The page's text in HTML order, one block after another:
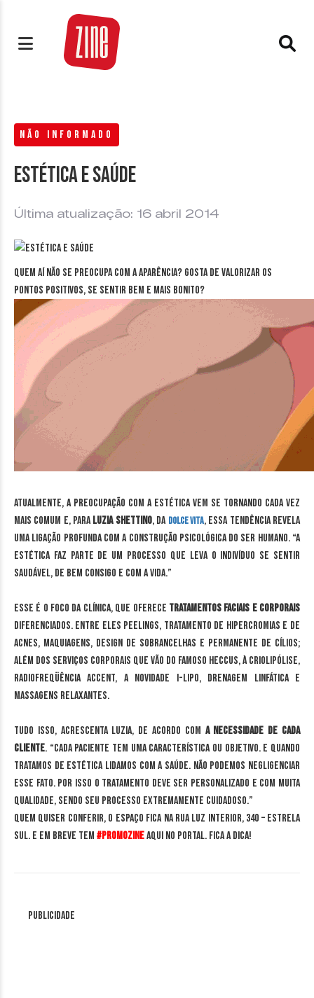
NÃO INFORMADO
Estética e saúde
Última atualização: 16 abril 2014
Quem aí não se preocupa com a aparência? Gosta de valorizar os
pontos positivos, se sentir bem e mais bonito?
Atualmente, a preocupação com a estética vem se tornando cada vez
mais comum e, paraLuzia Shettino, da Dolce Vita, essa tendência revela
uma ligação profunda com a construção psicológica do ser humano. “A
estética faz parte de um processo que leva o indivíduo se sentir
saudável, de bem consigo e com a vida.”
Esse é o foco da clínica, que oferece tratamentos faciais e corporais
diferenciados. Entre eles Peelings, tratamento de hipercromias e de
acnes, maquiagens, design de sobrancelhas e permanente de cílios;
além dos serviços corporais que vão do famoso Heccus, à Criolipólise,
Radiofreqüência accent, a novidade i-lipo, drenagem linfática e
massagens relaxantes.
Tudo isso, acrescenta Luzia, de acordo com a necessidade de cada
cliente. “Cada paciente tem uma característica ou objetivo. E quando
tratamos de estética lidamos com a saúde. Não podemos negligenciar
esse fato. Por isso o tratamento deve ser personalizado e com muita
qualidade, sendo seu processo extremamente cuidadoso.”
Quem quiser conferir, o espaço fica na Rua Luz Interior, 340 – Estrela
Sul. E em breve tem #PromoZineaqui no portal. Fica a dica!
Publicidade